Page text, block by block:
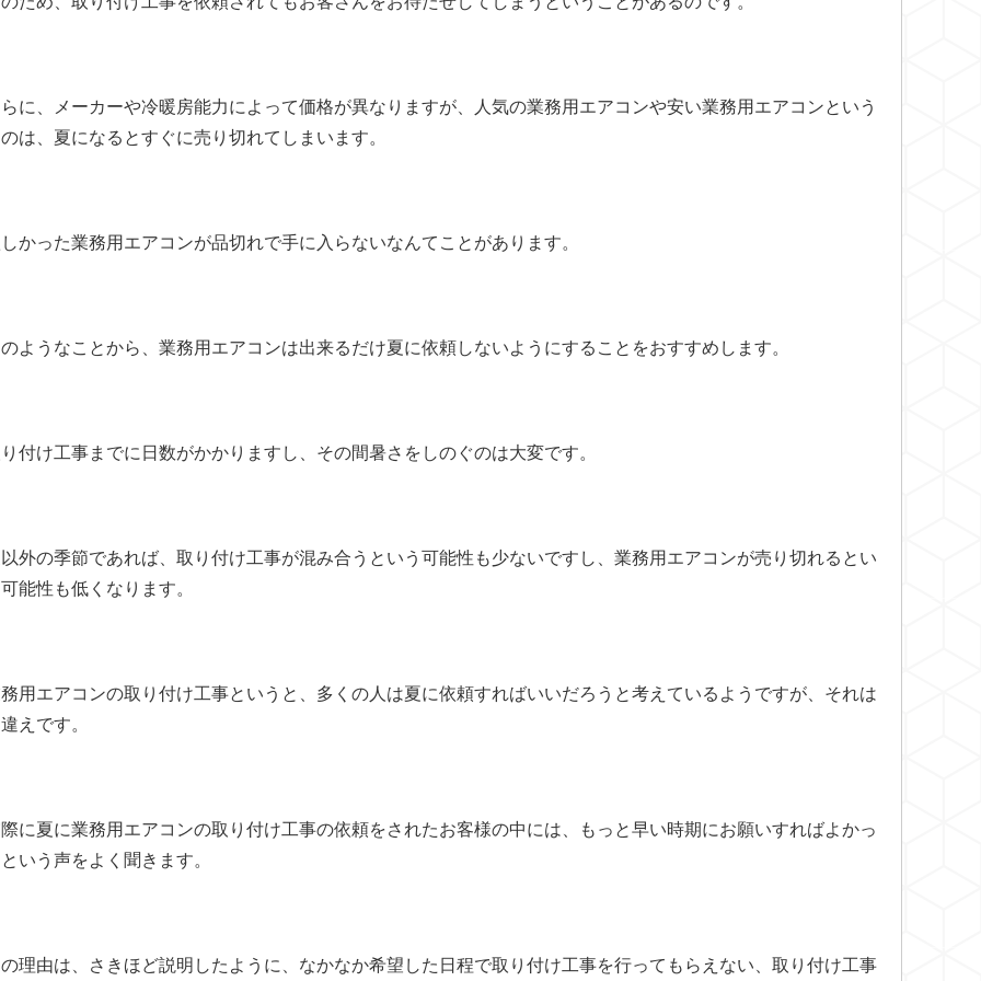
に、メーカーや冷暖房能力によって価格が異なりますが、人気の業務用エアコンや安い業務用エアコンという
は、夏になるとすぐに売り切れてしまいます。
かった業務用エアコンが品切れで手に入らないなんてことがあります。
ようなことから、業務用エアコンは出来るだけ夏に依頼しないようにすることをおすすめします。
付け工事までに日数がかかりますし、その間暑さをしのぐのは大変です。
外の季節であれば、取り付け工事が混み合うという可能性も少ないですし、業務用エアコンが売り切れるとい
能性も低くなります。
用エアコンの取り付け工事というと、多くの人は夏に依頼すればいいだろうと考えているようですが、それは
えです。
に夏に業務用エアコンの取り付け工事の依頼をされたお客様の中には、もっと早い時期にお願いすればよかっ
いう声をよく聞きます。
理由は、さきほど説明したように、なかなか希望した日程で取り付け工事を行ってもらえない、取り付け工事